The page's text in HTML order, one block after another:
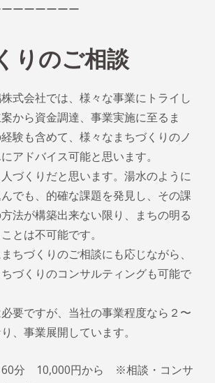
ーーーーーー
りのご相談
式会社では、様々な事業にトライし
から資金調達、事業実施に至るま
験も含めて、様々なまちづくりのノ
アドバイス可能と思います。
づくりだと思います。湯水のように
でも、的確な課題を発見し、その課
法が構築出来ない限り、まちの明る
とは不可能です。
ちづくりのご相談にも応じながら、
づくりのコンサルティングも可能で
要ですが、当社の事業程度なら２〜
、事業展開しています。
分 10,000円から ※相談・コンサ